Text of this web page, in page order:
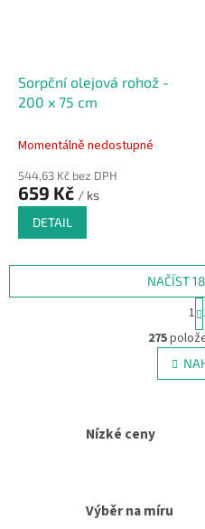
Sorpční olejová rohož -
200 x 75 cm
Momentálně nedostupné
544,63 Kč bez DPH
659 Kč / ks
DETAIL
l
NAČÍST
1
275
Nízké ceny
Výběr na míru